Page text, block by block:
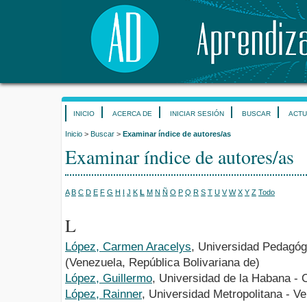
INICIO ACERCA DE INICIAR SESIÓN BUSCAR
Inicio > Buscar > Examinar índice de autores/as
Examinar índice de autores/as
A B C D E F G H I J K L M N Ñ O P Q R S T U V W X Y Z Todo
L
López, Carmen Aracelys, Universidad
(Venezuela, República Bolivariana de)
López, Guillermo, Universidad de la Habana -
López, Rainner, Universidad Metropolitana -